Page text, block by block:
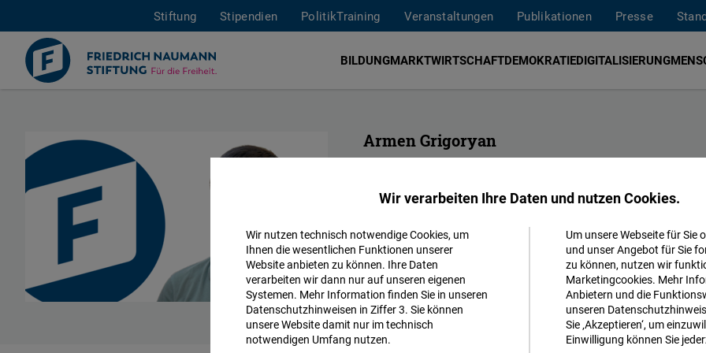
Stiftung Stipendien PolitikTraining Veranstaltungen Publikationen Presse
BILDUNGMARKTWIRTSCHAFTDEMOKRATIEDIGITALISIERUNG
Armen Grigoryan
armen.grigoryan@freiheit.org
Wir verarbeiten Ihre Daten und nutzen Cookies.
Wir nutzen technisch notwendige Cookies, um
Ihnen die wesentlichen Funktionen unserer
Website anbieten zu können. Ihre Daten
verarbeiten wir dann nur auf unseren eigenen
Systemen. Mehr Information finden Sie in unseren
Datenschutzhinweisen in Ziffer 3. Sie können
unsere Website damit nur im technisch
notwendigen Umfang nutzen.
Um unsere Webseite für Sie
und unser Angebot für Sie
zu können, nutzen wir
Marketingcookies. Mehr
Anbietern und die
unseren
Sie ‚Akzeptieren‘, um
Einwilligung können Sie
Matomo
Facebook
Embed
Akzeptieren